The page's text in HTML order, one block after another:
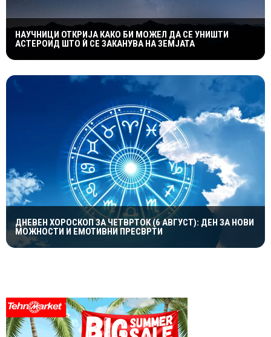
НАУЧНИЦИ ОТКРИЈА КАКО БИ МОЖЕЛ ДА СЕ УНИШТИ
АСТЕРОИД ШТО Ѝ СЕ ЗАКАНУВА НА ЗЕМЈАТА
ДНЕВЕН ХОРОСКОП ЗА ЧЕТВРТОК (6 АВГУСТ): ДЕН ЗА НОВИ
МОЖНОСТИ И ЕМОТИВНИ ПРЕСВРТИ